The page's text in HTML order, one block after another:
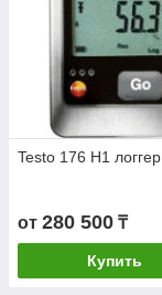
Testo 176 H1 логгер
от 280 500 ₸
Купить